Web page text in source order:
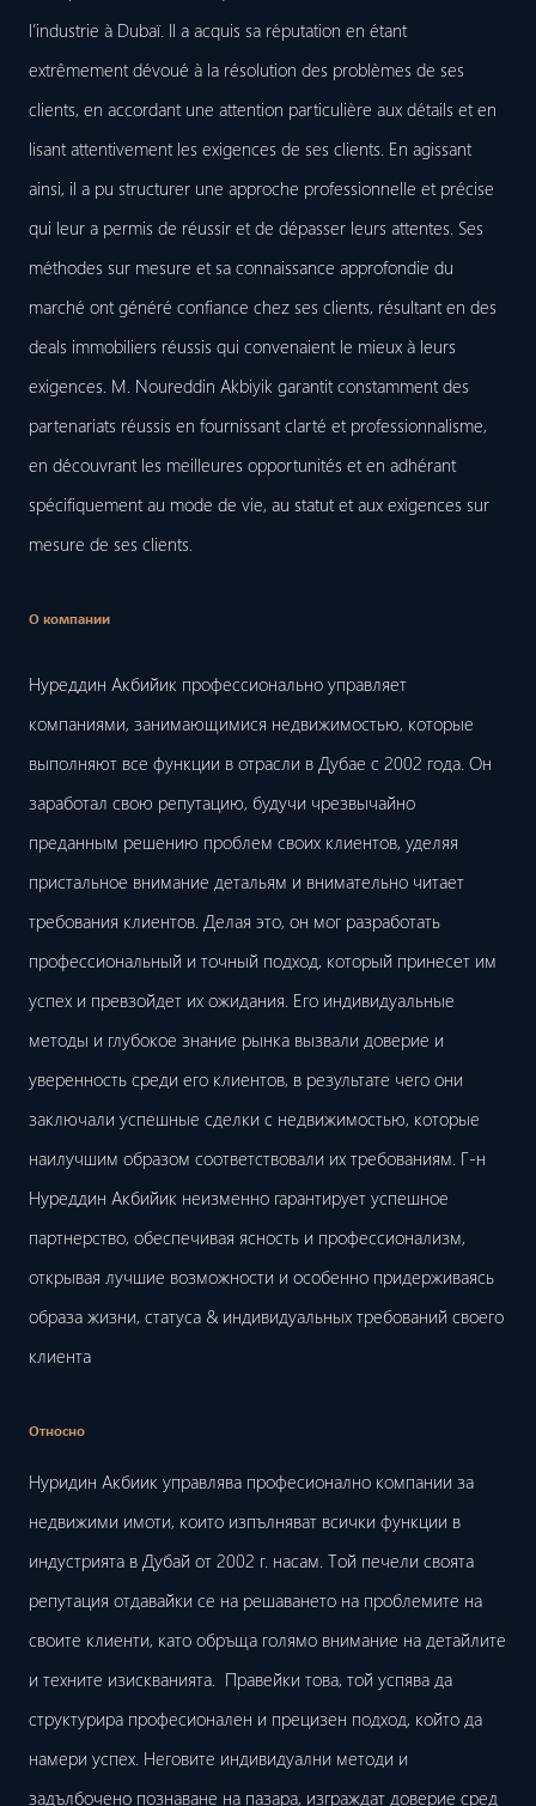
l’industrie à Dubaï. Il a acquis sa réputation en étant
extrêmement dévoué à la résolution des problèmes de ses
clients, en accordant une attention particulière aux détails et en
lisant attentivement les exigences de ses clients. En agissant
ainsi, il a pu structurer une approche professionnelle et précise
qui leur a permis de réussir et de dépasser leurs attentes. Ses
méthodes sur mesure et sa connaissance approfondie du
marché ont généré confiance chez ses clients, résultant en des
deals immobiliers réussis qui convenaient le mieux à leurs
exigences. M. Noureddin Akbiyik garantit constamment des
partenariats réussis en fournissant clarté et professionnalisme,
en découvrant les meilleures opportunités et en adhérant
spécifiquement au mode de vie, au statut et aux exigences sur
mesure de ses clients.
О компании
Нуреддин Акбийик профессионально управляет
компаниями, занимающимися недвижимостью, которые
выполняют все функции в отрасли в Дубае с 2002 года. Он
заработал свою репутацию, будучи чрезвычайно
преданным решению проблем своих клиентов, уделяя
пристальное внимание детальям и внимательно читает
требования клиентов. Делая это, он мог разработать
профессиональный и точный подход, который принесет им
успех и превзойдет их ожидания. Его индивидуальные
методы и глубокое знание рынка вызвали доверие и
уверенность среди его клиентов, в результате чего они
заключали успешные сделки с недвижимостью, которые
наилучшим образом соответствовали их требованиям. Г-н
Нуреддин Акбийик неизменно гарантирует успешное
партнерство, обеспечивая ясность и профессионализм,
открывая лучшие возможности и особенно придерживаясь
образа жизни, статуса & индивидуальных требований своего
клиента
Относно
Нуридин Акбиик управлява професионално компании за
недвижими имоти, които изпълняват всички функции в
индустрията в Дубай от 2002 г. насам. Той печели своята
репутация отдавайки се на решаването на проблемите на
своите клиенти, като обръща голямо внимание на детайлите
и техните изискванията. Правейки това, той успява да
структурира професионален и прецизен подход, който да
намери успех. Неговите индивидуални методи и
задълбочено познаване на пазара, изграждат доверие сред